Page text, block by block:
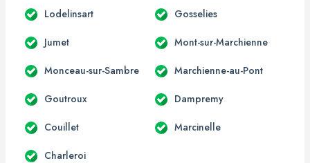
Lodelinsart Gosselies
Jumet Mont-sur-Marchienne
Monceau-sur-Sambre Marchienne-au-Pont
Goutroux Dampremy
Couillet Marcinelle
Charleroi